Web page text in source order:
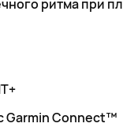
ритма при
Garmin Connect™